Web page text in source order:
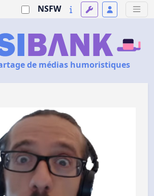
NSFW
de médias humoristiques